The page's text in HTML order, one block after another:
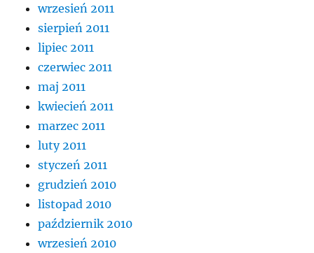
wrzesień 2011
sierpień 2011
lipiec 2011
czerwiec 2011
maj 2011
kwiecień 2011
marzec 2011
luty 2011
styczeń 2011
grudzień 2010
listopad 2010
październik 2010
wrzesień 2010